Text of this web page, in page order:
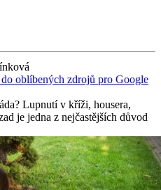
oblíbených zdrojů pro Google
Lupnutí v kříži, housera,
je jedna z nejčastějších důvod